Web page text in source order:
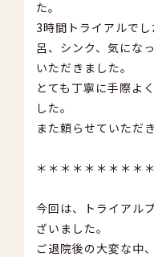
た。
3時間トライアルで
呂、シンク、気にな
いただきました。
とても丁寧に手際よ
した。
また頼らせていただ
＊＊＊＊＊＊＊＊＊
今回は、トライアル
ざいました。
ご退院後の大変な中